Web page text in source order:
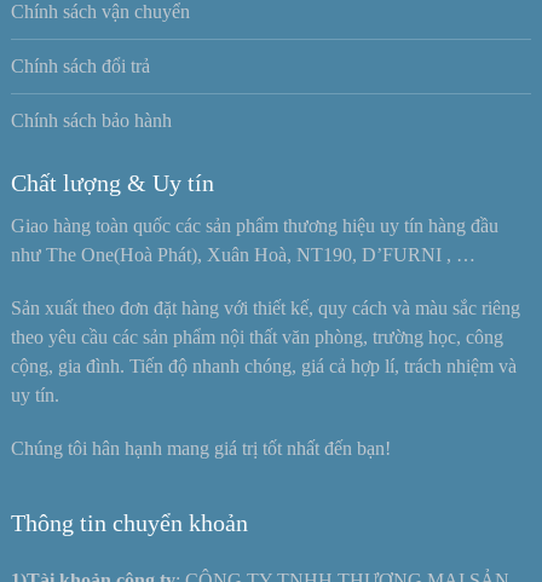
Chính sách vận chuyển
Chính sách đổi trả
Chính sách bảo hành
Chất lượng & Uy tín
Giao hàng toàn quốc các sản phẩm thương hiệu uy tín hàng đầu
như The One(Hoà Phát), Xuân Hoà, NT190, D’FURNI , …
Sản xuất theo đơn đặt hàng với thiết kế, quy cách và màu sắc riêng
theo yêu cầu các sản phẩm nội thất văn phòng, trường học, công
cộng, gia đình. Tiến độ nhanh chóng, giá cả hợp lí, trách nhiệm và
uy tín.
Chúng tôi hân hạnh mang giá trị tốt nhất đến bạn!
Thông tin chuyển khoản